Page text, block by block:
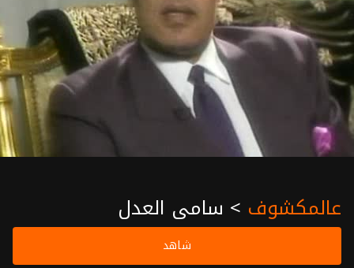
عالمكشوف > سامى العدل
شاهد